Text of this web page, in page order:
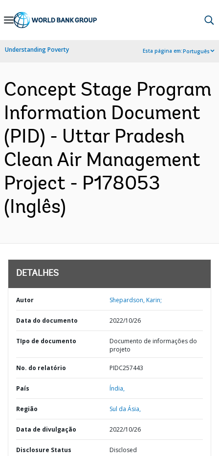
Skip
Navigation
Understanding Poverty Esta página em:Português
Concept Stage Program
Information Document
(PID) - Uttar Pradesh
Clean Air Management
Project - P178053
(Inglês)
DETALHES
Autor Shepardson, Karin;
Data do documento 2022/10/26
TIpo de documento
Documento de informações do
projeto
No. do relatório PIDC257443
País Índia,
Região Sul da Ásia,
Data de divulgação 2022/10/26
Disclosure Status Disclosed